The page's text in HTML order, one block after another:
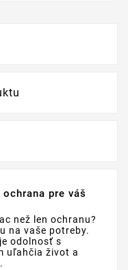
ochrana pre váš
než len ochranu?
na vaše potreby.
odolnosť s
uľahčia život a